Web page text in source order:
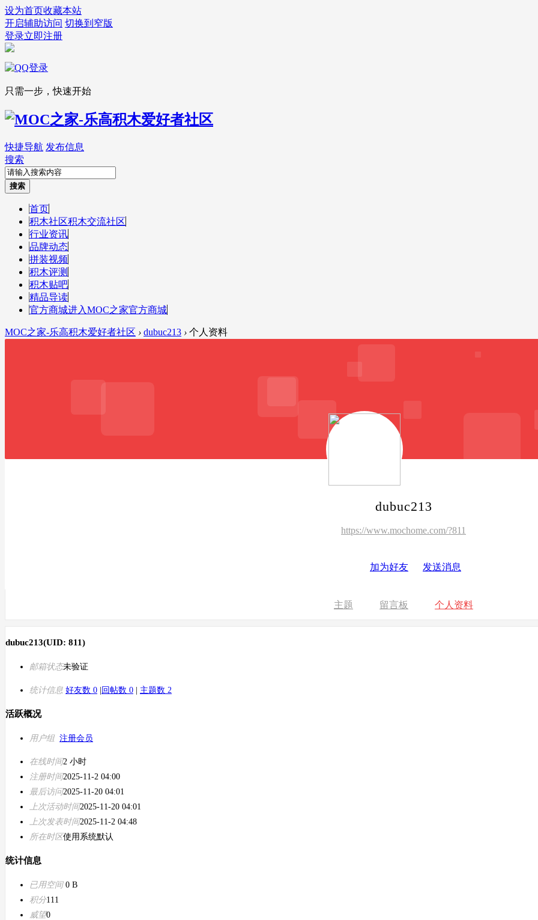
设为首页收藏本站
开启辅助访问 切换到窄版
登录立即注册
只需一步，快速开始
快捷导航 发布信息
搜索
搜索
首页
积木社区积木交流社区
行业资讯
品牌动态
拼装视频
积木评测
积木贴吧
精品导读
官方商城进入MOC之家官方商城
MOC之家-乐高积木爱好者社区 › dubuc213 › 个人资料
dubuc213
https://www.mochome.com/?811
加为好友 发送消息
主题 留言板 个人资料
dubuc213(UID: 811)
邮箱状态未验证
统计信息 好友数 0 回帖数 0 主题数 2
活跃概况
用户组 注册会员
在线时间2 小时
注册时间2025-11-2 04:00
最后访问2025-11-20 04:01
上次活动时间2025-11-20 04:01
上次发表时间2025-11-2 04:48
所在时区使用系统默认
统计信息
已用空间0 B
积分111
威望0